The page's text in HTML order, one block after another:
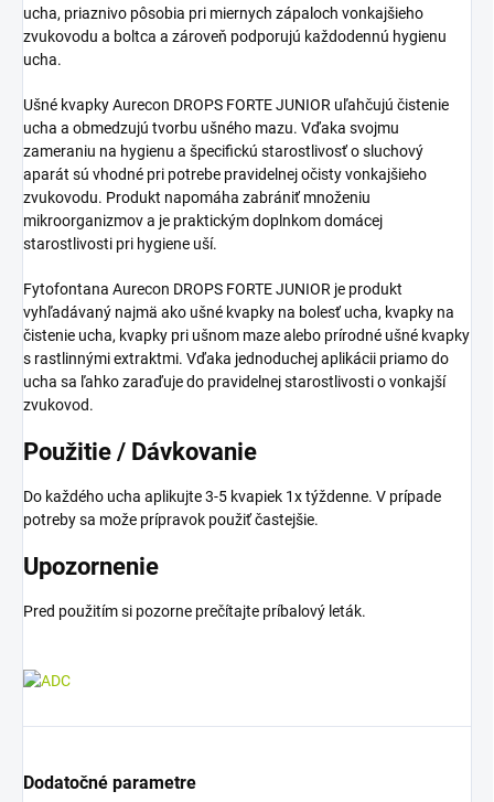
ucha, priaznivo pôsobia pri miernych zápaloch vonkajšieho
zvukovodu a boltca a zároveň podporujú každodennú hygienu
ucha.
Ušné kvapky Aurecon DROPS FORTE JUNIOR uľahčujú čistenie
ucha a obmedzujú tvorbu ušného mazu. Vďaka svojmu
zameraniu na hygienu a špecifickú starostlivosť o sluchový
aparát sú vhodné pri potrebe pravidelnej očisty vonkajšieho
zvukovodu. Produkt napomáha zabrániť množeniu
mikroorganizmov a je praktickým doplnkom domácej
starostlivosti pri hygiene uší.
Fytofontana Aurecon DROPS FORTE JUNIOR je produkt
vyhľadávaný najmä ako ušné kvapky na bolesť ucha, kvapky na
čistenie ucha, kvapky pri ušnom maze alebo prírodné ušné kvapky
s rastlinnými extraktmi. Vďaka jednoduchej aplikácii priamo do
ucha sa ľahko zaraďuje do pravidelnej starostlivosti o vonkajší
zvukovod.
Použitie / Dávkovanie
Do každého ucha aplikujte 3-5 kvapiek 1x týždenne. V prípade
potreby sa može prípravok použiť častejšie.
Upozornenie
Pred použitím si pozorne prečítajte príbalový leták.
Dodatočné parametre